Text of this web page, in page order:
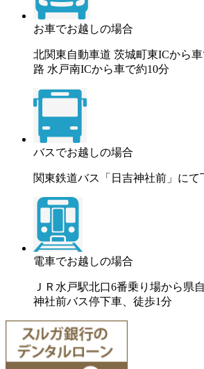
お車でお越しの場合
北関東自動車道 茨城町東ICから
路 水戸南ICから車で約10分
バスでお越しの場合
関東鉄道バス「日吉神社前」にて
電車でお越しの場合
ＪＲ水戸駅北口6番乗り場から県
神社前バス停下車、徒歩1分